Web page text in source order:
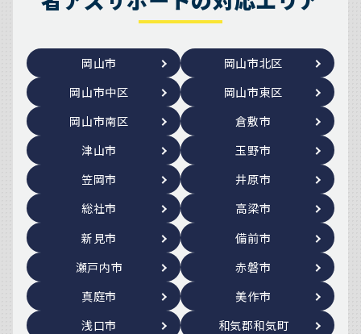
岡山市
岡山市北区
岡山市中区
岡山市東区
岡山市南区
倉敷市
津山市
玉野市
笠岡市
井原市
総社市
高梁市
新見市
備前市
瀬戸内市
赤磐市
真庭市
美作市
浅口市
和気郡和気町